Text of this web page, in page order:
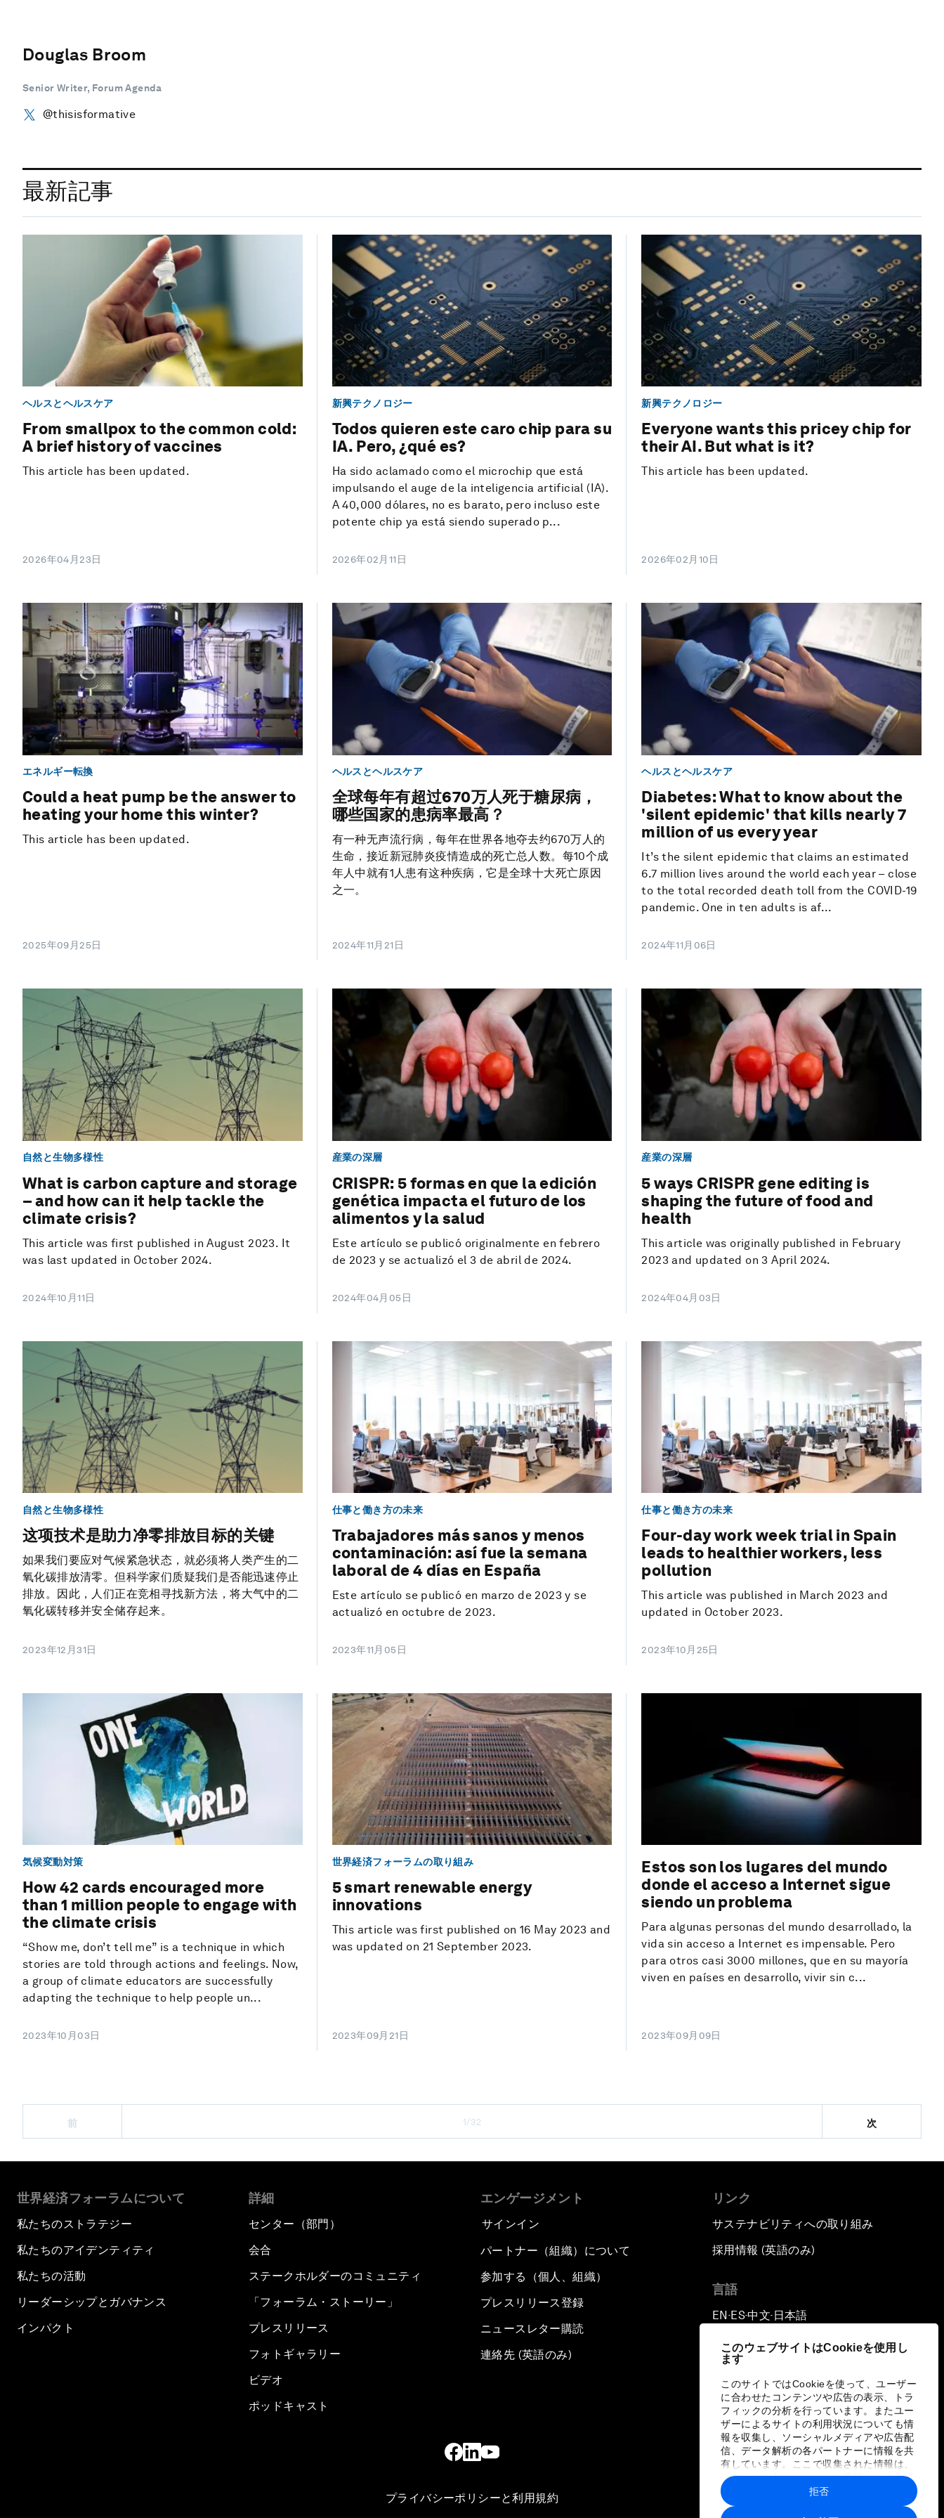
このウェブサイトはCookieを使用し
ます
このサイトではCookieを使って、ユーザー
に合わせたコンテンツや広告の表示、トラ
フィックの分析を行っています。またユー
ザーによるサイトの利用状況についても情
報を収集し、ソーシャルメディアや広告配
信、データ解析の各パートナーに情報を共
有しています。ここで収集された情報は、
ユーザーが各パートナーに提供した他の情
報や各パートナーのサービスを使用した際
に収集された情報と組み合わされ、各パー
拒否
Douglas Broom
Senior Writer, Forum Agenda
@thisisformative
最新記事
ヘルスとヘルスケア
From smallpox to the common cold:
A brief history of vaccines
This article has been updated.
2026年04月23日
新興テクノロジー
Todos quieren este caro chip para su
IA. Pero, ¿qué es?
Ha sido aclamado como el microchip que está
impulsando el auge de la inteligencia artificial (IA).
A 40,000 dólares, no es barato, pero incluso este
potente chip ya está siendo superado p...
2026年02月11日
新興テクノロジー
Everyone wants this pricey chip for
their AI. But what is it?
This article has been updated.
2026年02月10日
エネルギー転換
Could a heat pump be the answer to
heating your home this winter?
This article has been updated.
2025年09月25日
ヘルスとヘルスケア
全球每年有超过670万人死于糖尿病，
哪些国家的患病率最高？
有一种无声流行病，每年在世界各地夺去约670万人的
生命，接近新冠肺炎疫情造成的死亡总人数。每10个成
年人中就有1人患有这种疾病，它是全球十大死亡原因
之一。
2024年11月21日
ヘルスとヘルスケア
Diabetes: What to know about the
'silent epidemic' that kills nearly 7
million of us every year
It’s the silent epidemic that claims an estimated
6.7 million lives around the world each year – close
to the total recorded death toll from the COVID-19
pandemic. One in ten adults is af...
2024年11月06日
自然と生物多様性
What is carbon capture and storage
– and how can it help tackle the
climate crisis?
This article was first published in August 2023. It
was last updated in October 2024.
2024年10月11日
産業の深層
CRISPR: 5 formas en que la edición
genética impacta el futuro de los
alimentos y la salud
Este artículo se publicó originalmente en febrero
de 2023 y se actualizó el 3 de abril de 2024.
2024年04月05日
産業の深層
5 ways CRISPR gene editing is
shaping the future of food and
health
This article was originally published in February
2023 and updated on 3 April 2024.
2024年04月03日
自然と生物多様性
这项技术是助力净零排放目标的关键
如果我们要应对气候紧急状态，就必须将人类产生的二
氧化碳排放清零。但科学家们质疑我们是否能迅速停止
排放。因此，人们正在竞相寻找新方法，将大气中的二
氧化碳转移并安全储存起来。
2023年12月31日
仕事と働き方の未来
Trabajadores más sanos y menos
contaminación: así fue la semana
laboral de 4 días en España
Este artículo se publicó en marzo de 2023 y se
actualizó en octubre de 2023.
2023年11月05日
仕事と働き方の未来
Four-day work week trial in Spain
leads to healthier workers, less
pollution
This article was published in March 2023 and
updated in October 2023.
2023年10月25日
気候変動対策
How 42 cards encouraged more
than 1 million people to engage with
the climate crisis
“Show me, don’t tell me” is a technique in which
stories are told through actions and feelings. Now,
a group of climate educators are successfully
adapting the technique to help people un...
2023年10月03日
世界経済フォーラムの取り組み
5 smart renewable energy
innovations
This article was first published on 16 May 2023 and
was updated on 21 September 2023.
2023年09月21日
Estos son los lugares del mundo
donde el acceso a Internet sigue
siendo un problema
Para algunas personas del mundo desarrollado, la
vida sin acceso a Internet es impensable. Pero
para otros casi 3000 millones, que en su mayoría
viven en países en desarrollo, vivir sin c...
2023年09月09日
前 1/32 次
世界経済フォーラムについて
私たちのストラテジー
私たちのアイデンティティ
私たちの活動
リーダーシップとガバナンス
インパクト
詳細
センター（部門）
会合
ステークホルダーのコミュニティ
「フォーラム・ストーリー」
プレスリリース
フォトギャラリー
ビデオ
ポッドキャスト
エンゲージメント
サインイン
パートナー（組織）について
参加する（個人、組織）
プレスリリース登録
ニュースレター購読
連絡先 (英語のみ)
リンク
サステナビリティへの取り組み
採用情報 (英語のみ)
言語
EN ▪ES▪中文▪ 日本語
プライバシーポリシーと利用規約